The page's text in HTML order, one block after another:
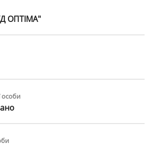
ОПТІМА"
особи